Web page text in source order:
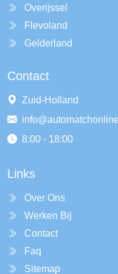
Overijssel
Flevoland
Gelderland
Contact
Zuid-Holland
8:00 - 18:00
Links
Over Ons
Werken Bij
Contact
Faq
Sitemap